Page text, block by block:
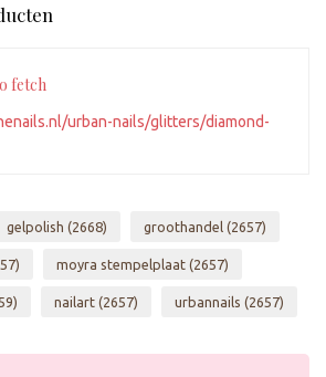
fetch
urban-nails/glitters/diamond-
gelpolish (2668) groothandel (2657)
moyra stempelplaat (2657)
nailart (2657) urbannails (2657)